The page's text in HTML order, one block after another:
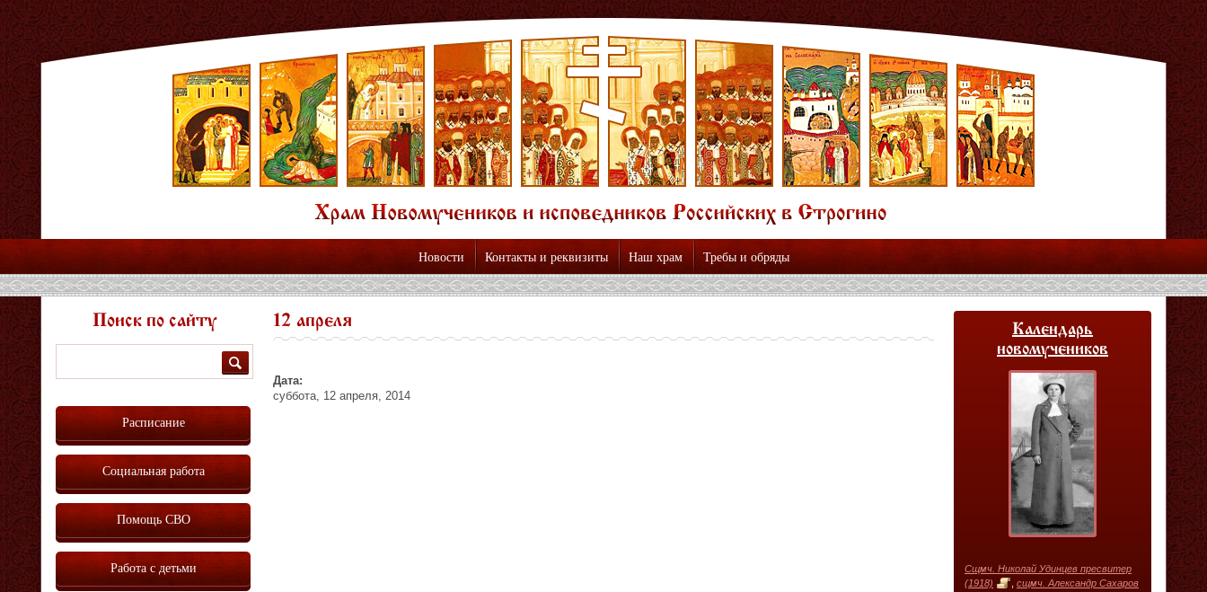
Новости Контакты и реквизиты Наш храм Требы и обряды
12 апреля
Дата:
суббота, 12 апреля, 2014
Поиск по сайту
Расписание
Социальная работа
Помощь СВО
Работа с детьми
Календарь
новомучеников
Сщмч. Николай Удинцев пресвитер
(1918)
сщмч. Александр Сахаров